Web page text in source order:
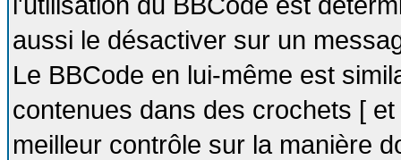
aussi le désactiver sur un
Le BBCode en lui-même est
contenues dans des crochets [
meilleur contrôle sur la manière